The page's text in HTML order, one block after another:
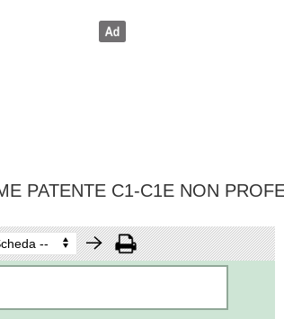
PATENTE C1-C1E NON